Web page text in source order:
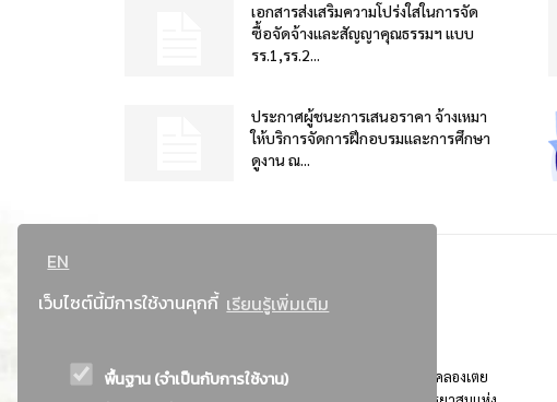
EN
เว็บไซต์นี้มีการใช้งานคุกกี้ เรียนรู้เพิ่มเติม
พื้นฐาน (จำเป็นกับการใช้งาน)
เอกสารส่งเสริมความโปร่งใสในการจัด
ซื้อจัดจ้างและสัญญาคุณธรรมฯ แบบ
รร.1,รร.2...
ประกาศผู้ชนะการเสนอราคา จ้างเหมา
ให้บริการจัดการฝึกอบรมและการศึกษา
ดูงาน ณ...
ที่อยู่ : 184 ถนนพระรามที่ 4 แขวงคลองเตย เขตคลองเตย